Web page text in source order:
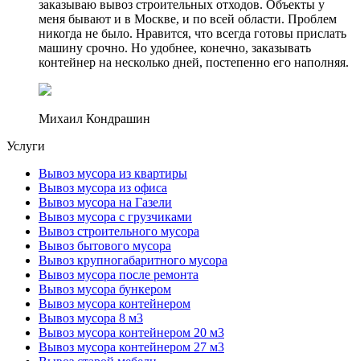
заказываю вывоз строительных отходов. Объекты у
меня бывают и в Москве, и по всей области. Проблем
никогда не было. Нравится, что всегда готовы прислать
машину срочно. Но удобнее, конечно, заказывать
контейнер на несколько дней, постепенно его наполняя.
Михаил Кондрашин
Услуги
Вывоз мусора из квартиры
Вывоз мусора из офиса
Вывоз мусора на Газели
Вывоз мусора с грузчиками
Вывоз строительного мусора
Вывоз бытового мусора
Вывоз крупногабаритного мусора
Вывоз мусора после ремонта
Вывоз мусора бункером
Вывоз мусора контейнером
Вывоз мусора 8 м3
Вывоз мусора контейнером 20 м3
Вывоз мусора контейнером 27 м3